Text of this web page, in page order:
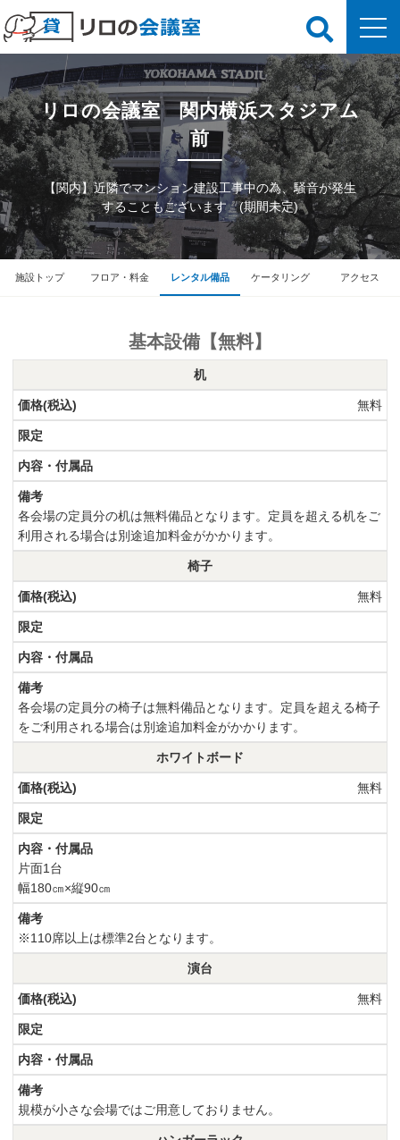
リロの会議室 関内横浜スタジアム
前
【関内】近隣でマンション建設工事中の為、騒音が発生
することもございます (期間未定)
施設トップ フロア・料金 レンタル備品 ケータリング アクセス
基本設備【無料】
机
無料
各会場の定員分の机は無料備品となります。定員を超える机をご
利用される場合は別途追加料金がかかります。
椅子
無料
各会場の定員分の椅子は無料備品となります。定員を超える椅子
をご利用される場合は別途追加料金がかかります。
ホワイトボード
無料
片面1台
幅180㎝×縦90㎝
※110席以上は標準2台となります。
演台
無料
規模が小さな会場ではご用意しておりません。